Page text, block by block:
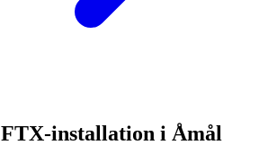
FTX-installation i Åmål